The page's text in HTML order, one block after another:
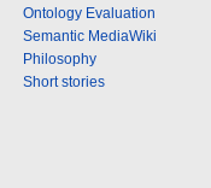
Ontology Evaluation
Semantic MediaWiki
Philosophy
Short stories